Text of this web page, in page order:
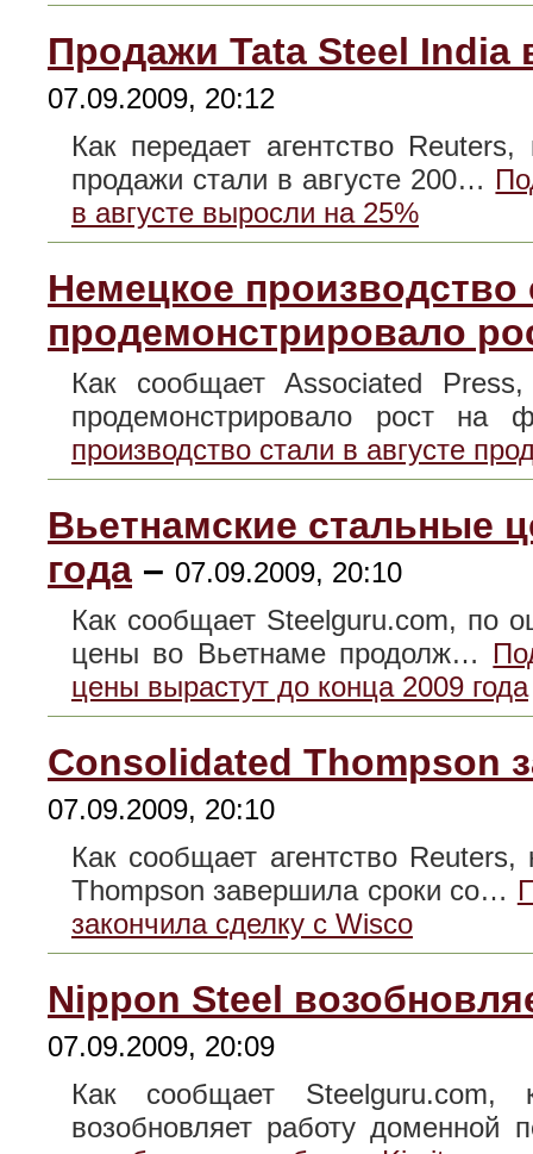
Продажи Tata Steel India
07.09.2009, 20:12
Как передает агентство
продажи стали в августе 200…
в августе выросли на 25%
Немецкое производство
продемонстрировало
Как сообщает Associated
продемонстрировало рост
производство стали в августе
Вьетнамские стальные
года – 07.09.2009, 20:10
Как сообщает Steelguru.com, по
цены во Вьетнаме продолж…
цены вырастут до конца 2009 года
Consolidated Thompson
07.09.2009, 20:10
Как сообщает агентство
Thompson завершила сроки со…
закончила сделку с Wisco
Nippon Steel
07.09.2009, 20:09
Как сообщает
возобновляет работу